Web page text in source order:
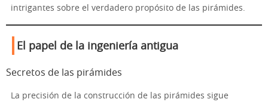
intrigantes sobre el verdadero propósito de las pirámides.
El papel de la ingeniería antigua
Secretos de las pirámides
La precisión de la construcción de las pirámides sigue